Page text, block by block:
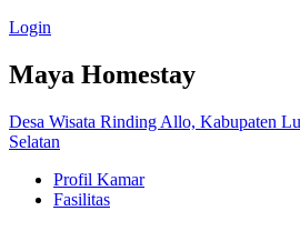
Login
Maya Homestay
Desa Wisata Rinding Allo, Kabupaten
Selatan
Profil Kamar
Fasilitas